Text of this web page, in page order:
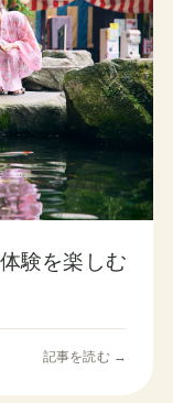
験を楽しむ
記事を読む →